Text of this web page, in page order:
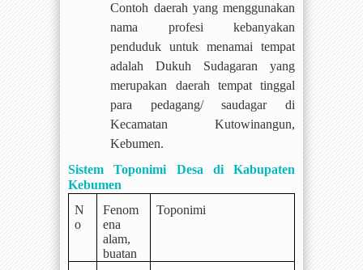
Contoh daerah yang menggunakan
nama profesi kebanyakan
penduduk untuk menamai tempat
adalah Dukuh Sudagaran yang
merupakan daerah tempat tinggal
para pedagang/ saudagar di
Kecamatan Kutowinangun,
Kebumen.
Sistem Toponimi Desa di Kabupaten
Kebumen
N
o
Fenom
ena
alam,
buatan
Toponimi